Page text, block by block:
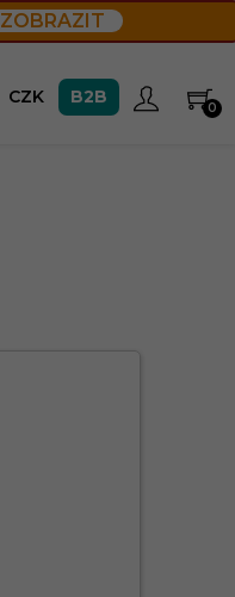
ZOBRAZIT
CZK B2B
0